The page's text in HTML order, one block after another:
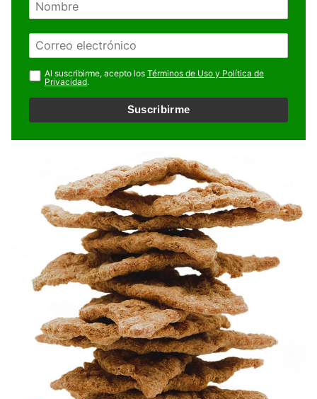
r
e
E
m
a
i
l
Al suscribirme, acepto los Términos de Uso y Política de
Privacidad.
Suscribirme